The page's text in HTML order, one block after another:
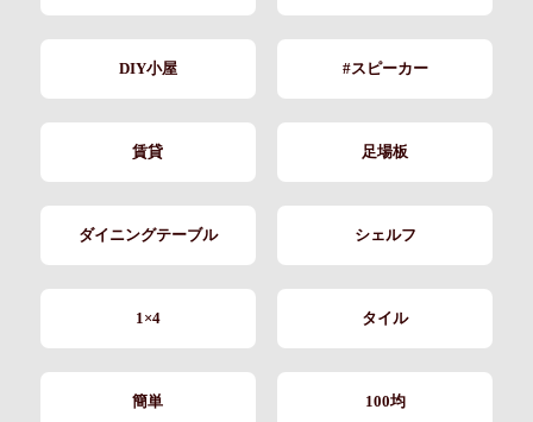
DIY小屋 #スピーカー
賃貸 足場板
ダイニングテーブル シェルフ
1×4 タイル
簡単 100均